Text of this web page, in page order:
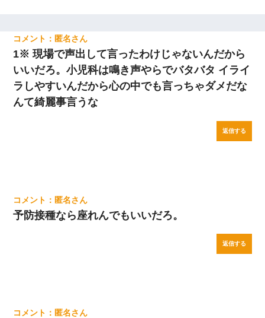
匿名
1※ 現場で声出して言ったわけじゃないんだから
いいだろ。小児科は鳴き声やらでバタバタ イライ
ラしやすいんだから心の中でも言っちゃダメだな
んて綺麗事言うな
返信する
匿名
予防接種なら座れんでもいいだろ。
返信する
匿名